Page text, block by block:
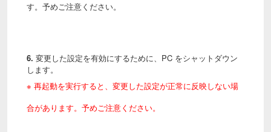
す。予めご注意ください。
6. 変更した設定を有効にするために、PC をシャットダウン
します。
※ 再起動を実行すると、変更した設定が正常に反映しない場
合があります。予めご注意ください。